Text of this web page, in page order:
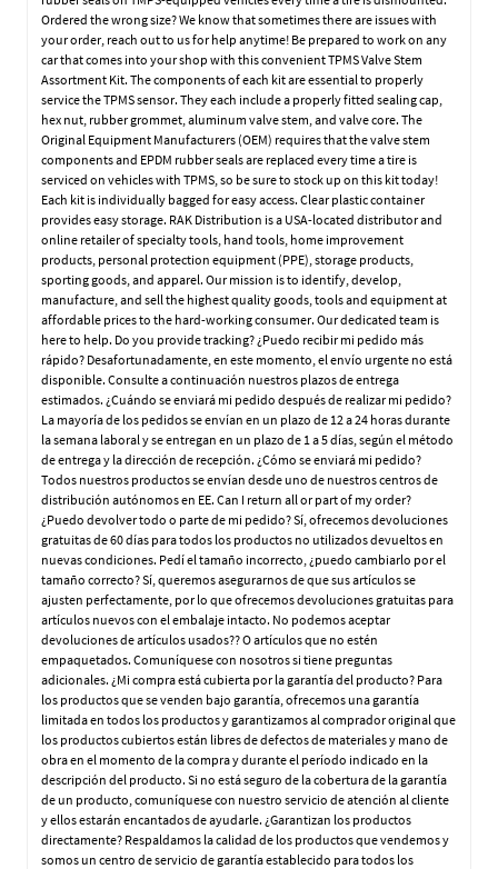
Ordered the wrong size? We know that sometimes there are issues with
your order, reach out to us for help anytime! Be prepared to work on any
car that comes into your shop with this convenient TPMS Valve Stem
Assortment Kit. The components of each kit are essential to properly
service the TPMS sensor. They each include a properly fitted sealing cap,
hex nut, rubber grommet, aluminum valve stem, and valve core. The
Original Equipment Manufacturers (OEM) requires that the valve stem
components and EPDM rubber seals are replaced every time a tire is
serviced on vehicles with TPMS, so be sure to stock up on this kit today!
Each kit is individually bagged for easy access. Clear plastic container
provides easy storage. RAK Distribution is a USA-located distributor and
online retailer of specialty tools, hand tools, home improvement
products, personal protection equipment (PPE), storage products,
sporting goods, and apparel. Our mission is to identify, develop,
manufacture, and sell the highest quality goods, tools and equipment at
affordable prices to the hard-working consumer. Our dedicated team is
here to help. Do you provide tracking? ¿Puedo recibir mi pedido más
rápido? Desafortunadamente, en este momento, el envío urgente no está
disponible. Consulte a continuación nuestros plazos de entrega
estimados. ¿Cuándo se enviará mi pedido después de realizar mi pedido?
La mayoría de los pedidos se envían en un plazo de 12 a 24 horas durante
la semana laboral y se entregan en un plazo de 1 a 5 días, según el método
de entrega y la dirección de recepción. ¿Cómo se enviará mi pedido?
Todos nuestros productos se envían desde uno de nuestros centros de
distribución autónomos en EE. Can I return all or part of my order?
¿Puedo devolver todo o parte de mi pedido? Sí, ofrecemos devoluciones
gratuitas de 60 días para todos los productos no utilizados devueltos en
nuevas condiciones. Pedí el tamaño incorrecto, ¿puedo cambiarlo por el
tamaño correcto? Sí, queremos asegurarnos de que sus artículos se
ajusten perfectamente, por lo que ofrecemos devoluciones gratuitas para
artículos nuevos con el embalaje intacto. No podemos aceptar
devoluciones de artículos usados?? O artículos que no estén
empaquetados. Comuníquese con nosotros si tiene preguntas
adicionales. ¿Mi compra está cubierta por la garantía del producto? Para
los productos que se venden bajo garantía, ofrecemos una garantía
limitada en todos los productos y garantizamos al comprador original que
los productos cubiertos están libres de defectos de materiales y mano de
obra en el momento de la compra y durante el período indicado en la
descripción del producto. Si no está seguro de la cobertura de la garantía
de un producto, comuníquese con nuestro servicio de atención al cliente
y ellos estarán encantados de ayudarle. ¿Garantizan los productos
directamente? Respaldamos la calidad de los productos que vendemos y
somos un centro de servicio de garantía establecido para todos los